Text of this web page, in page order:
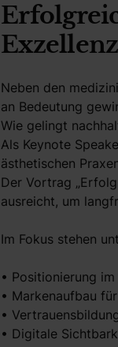
Exzellenz
Neben den
an Bedeutung
Wie gelingt
Als Keynote
ästhetischen
Der Vortrag
ausreicht, um
Im Fokus stehen
• Positionierung
• Markenaufbau
•
• Digitale